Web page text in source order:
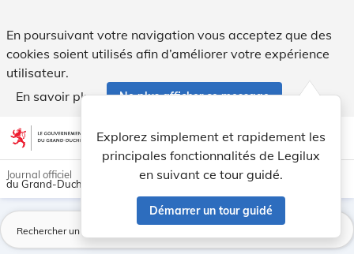
En poursuivant votre navigation vous acceptez que des
cookies soient utilisés afin d’améliorer votre expérience
utilisateur.
En savoir plus
Ne plus afficher ce message
Aller au contenu account_circle help Aide
Explorez simplement et rapidement les
principales fonctionnalités de Legilux
en suivant ce tour guidé.
Démarrer un tour guidé
light_mode dark_mode
Journal officiel
du Grand-Duché de Luxembourg